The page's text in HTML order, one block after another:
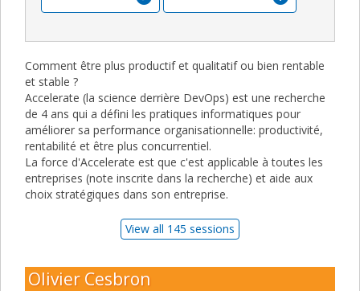
Comment être plus productif et qualitatif ou bien rentable
et stable ?
Accelerate (la science derrière DevOps) est une recherche
de 4 ans qui a défini les pratiques informatiques pour
améliorer sa performance organisationnelle: productivité,
rentabilité et être plus concurrentiel.
La force d'Accelerate est que c'est applicable à toutes les
entreprises (note inscrite dans la recherche) et aide aux
choix stratégiques dans son entreprise.
View all 145 sessions
Olivier Cesbron